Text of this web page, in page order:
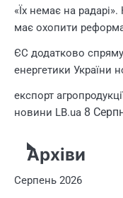
«Їх немає на
має охопити реформа
ЄС додатково
енергетики України
експорт
новини LB.ua 8
Архіви
Серпень 2026